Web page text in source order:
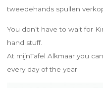
tweedehands spullen
You don’t have to wait for
hand stuff.
At mijnTafel Alkmaar you
every day of the year.